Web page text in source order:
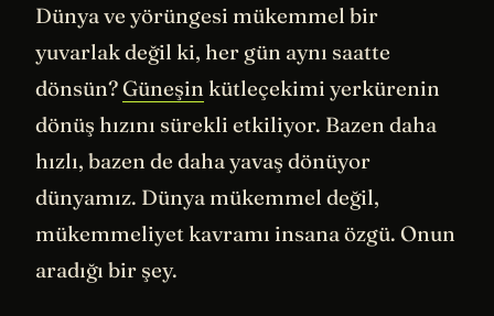
Dünya ve yörüngesi mükemmel bir
yuvarlak değil ki, her gün aynı saatte
dönsün?Güneşin kütleçekimi yerkürenin
dönüş hızını sürekli etkiliyor. Bazen daha
hızlı, bazen de daha yavaş dönüyor
dünyamız. Dünya mükemmel değil,
mükemmeliyet kavramı insana özgü. Onun
aradığı bir şey.